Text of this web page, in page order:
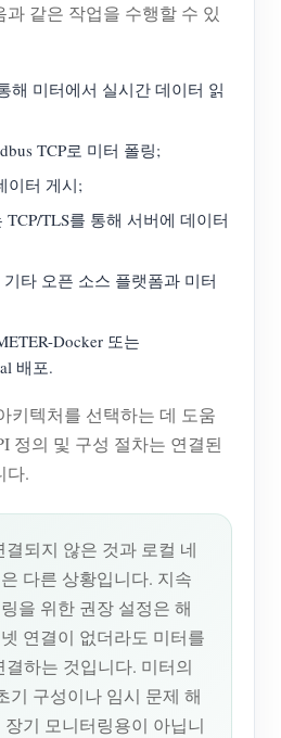
같은 작업을 수행할 수 있
해 미터에서 실시간 데이터 읽
TCP로 미터 폴링;
이터 게시;
TCP/TLS를 통해 서버에 데이터
기타 오픈 소스 플랫폼과 미터
Docker 또는
배포.
키텍처를 선택하는 데 도움
정의 및 구성 절차는 연결된
다.
결되지 않은 것과 로컬 네
다른 상황입니다. 지속
을 위한 권장 설정은 해
연결이 없더라도 미터를
하는 것입니다. 미터의
기 구성이나 임시 문제 해
기 모니터링용이 아닙니